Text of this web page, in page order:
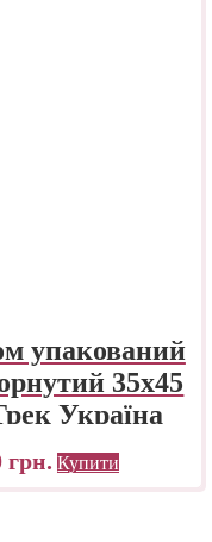
упакований
35х45
Україна
грн. Купити